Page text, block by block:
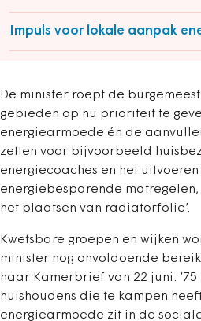
Impuls voor lokale aanpak
De minister roept de
gebieden op nu prioriteit te
energiearmoede én de
zetten voor bijvoorbeeld
energiecoaches en het uitvoeren
energiebesparende
het plaatsen van radiatorfolie’.
Kwetsbare groepen en wijken
minister nog onvoldoende
haar Kamerbrief van 22 juni.
huishoudens die te kampen
energiearmoede zit in de